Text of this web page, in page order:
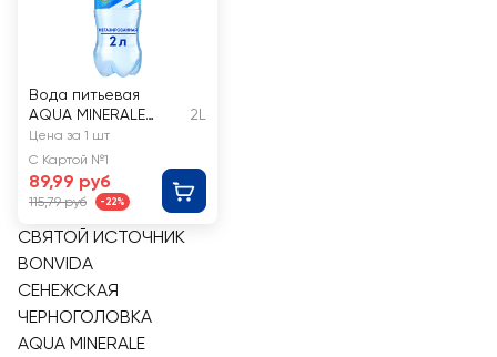
Вода питьевая
AQUA MINERALE
негазированная
2L
Цена за 1 шт
С Картой №1
89,99 руб
115,79 руб -22%
СВЯТОЙ ИСТОЧНИК
BONVIDA
СЕНЕЖСКАЯ
ЧЕРНОГОЛОВКА
AQUA MINERALE